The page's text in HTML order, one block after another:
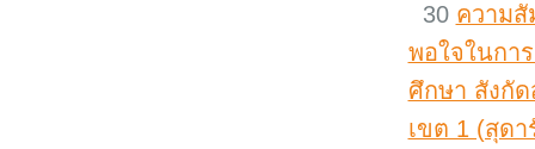
30 ความสั
พอใจในกา
ศึกษา สังกั
เขต 1 (สุด